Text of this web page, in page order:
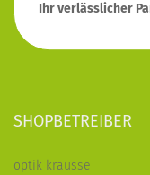
Ihr verlässlicher
SHOPBETREIBER
optik krausse